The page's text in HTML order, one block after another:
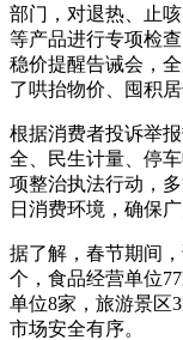
部门，对退热、止
等产品进行专项检
稳价提醒告诫会，
了哄抬物价、囤积
根据消费者投诉举
全、民生计量、停
项整治执法行动，
日消费环境，确保
据了解，春节期间
个，食品经营单位
单位8家，旅游景区
市场安全有序。